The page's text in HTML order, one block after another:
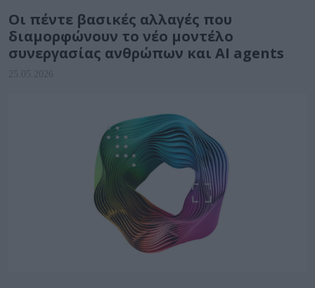
Οι πέντε βασικές αλλαγές που
διαμορφώνουν το νέο μοντέλο
συνεργασίας ανθρώπων και AI agents
25.05.2026